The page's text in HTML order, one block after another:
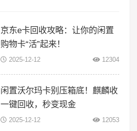
京东e卡回收攻略：让你的闲置
购物卡“活”起来！
2025-12-12 12304
闲置沃尔玛卡别压箱底！麒麟收
一键回收，秒变现金
2025-12-12 12053